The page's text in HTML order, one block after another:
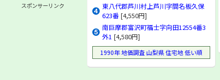
東八代郡芦川村上芦川字間名板久保
623番 [4,550円]
南巨摩郡富沢町福士字向田12554番3
外1 [4,580円]
1990年 地価調査 山梨県 住宅地 低い順
スポンサーリンク